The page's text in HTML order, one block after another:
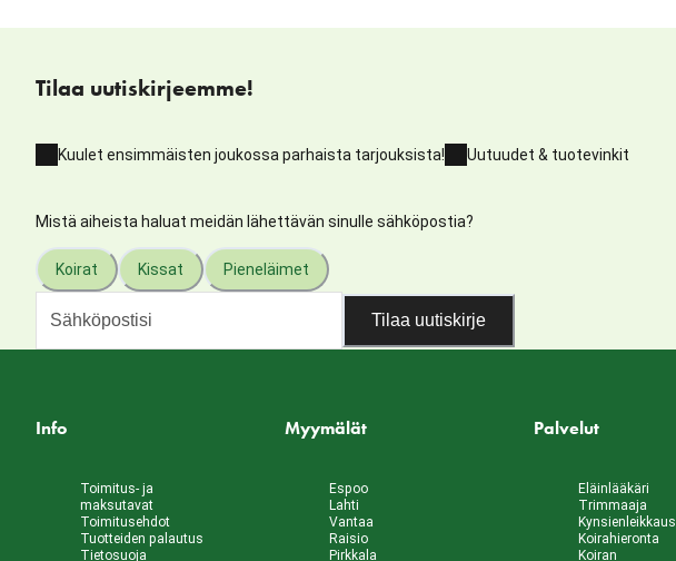
Tilaa uutiskirjeemme!
Kuulet ensimmäisten joukossa parhaista tarjouksista! Uutuudet & tuotevinkit
Mistä aiheista haluat meidän lähettävän sinulle sähköpostia?
Koirat Kissat Pieneläimet
Tilaa uutiskirje
Info
Toimitus- ja
maksutavat
Toimitusehdot
Tuotteiden palautus
Tietosuoja
Myymälät
Espoo
Lahti
Vantaa
Raisio
Pirkkala
Palvelut
Eläinlääkäri
Trimmaaja
Kynsienleikkaus
Koirahieronta
Koiran